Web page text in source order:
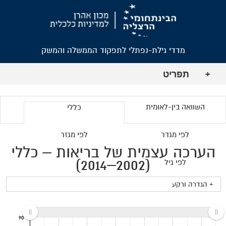
מדדי גילת-נפתלי לתפקוד הממשלה והמשק
+ תפריט
השוואה בין-לאומית כללי
לפי מגדר לפי מגזר
לפי גיל
הערכה עצמית של בריאות – כללי
(2002–2014)
+ הגדרה ורקע
90